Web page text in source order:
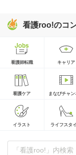
看護roo!のコ
看護師転職 キャリア
看護ケア まなびチャン
イラスト ライフスタ